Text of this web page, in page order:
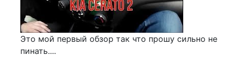
Это мой первый обзор так что прошу сильно не
пинать....